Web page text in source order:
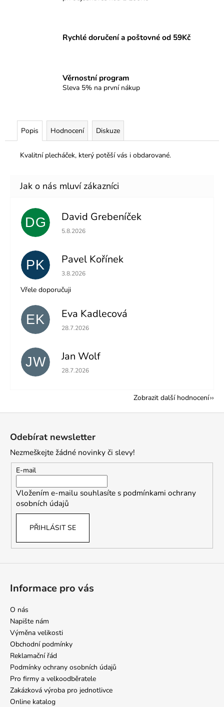
Rychlé doručení a poštovné od 59Kč
Věrnostní program
Sleva 5% na první nákup
Popis Hodnocení Diskuze
Kvalitní plecháček, který potěší vás i obdarované.
DG David Grebeníček
Hodnocení obchodu je 5 z 5 hvězdiček.
5.8.2026
PK Pavel Kořínek
Hodnocení obchodu je 5 z 5 hvězdiček.
3.8.2026
Vřele doporučuji
EK Eva Kadlecová
Hodnocení obchodu je 5 z 5 hvězdiček.
28.7.2026
JW Jan Wolf
Hodnocení obchodu je 5 z 5 hvězdiček.
28.7.2026
Zobrazit další hodnocení
Odebírat newsletter
Nezmeškejte žádné novinky či slevy!
E-mail
Vložením e-mailu souhlasíte s podmínkami ochrany
osobních údajů
PŘIHLÁSIT SE
Informace pro vás
O nás
Napište nám
Výměna velikosti
Obchodní podmínky
Reklamační řád
Podmínky ochrany osobních údajů
Pro firmy a velkoodběratele
Zakázková výroba pro jednotlivce
Online katalog